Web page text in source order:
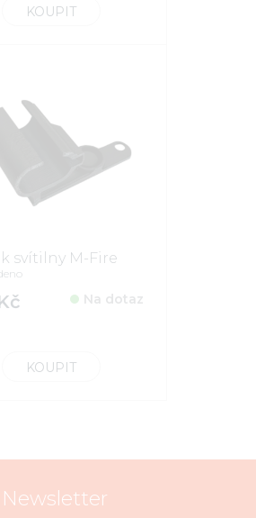
KOUPIT
svítilny M-Fire
Na dotaz
KOUPIT
Newsletter